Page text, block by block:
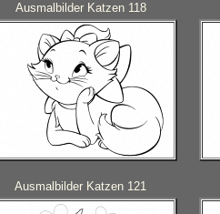
Ausmalbilder Katzen 118
Ausmalbilder Katzen 121